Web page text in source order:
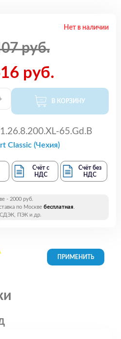
Нет в наличии
руб.
руб.
В КОРЗИНУ
65.Gd.B
Classic (Чехия)
Счёт с
НДС
Счёт без
НДС
- 2000 руб.
по Москве бесплатная.
СДЭК, ПЭК и др.
на все